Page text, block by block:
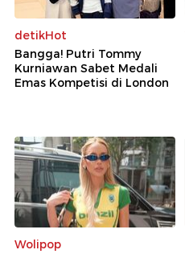
detikHot
Bangga! Putri Tommy
Kurniawan Sabet Medali
Emas Kompetisi di London
Wolipop